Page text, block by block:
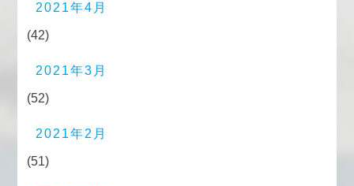
2021年4月
(42)
2021年3月
(52)
2021年2月
(51)